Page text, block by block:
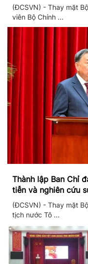
(ĐCSVN) - Thay mặt
viên Bộ Chính ...
Thành lập Ban Chỉ
tiễn và nghiên cứu
(ĐCSVN) - Thay mặt
tịch nước Tô ...